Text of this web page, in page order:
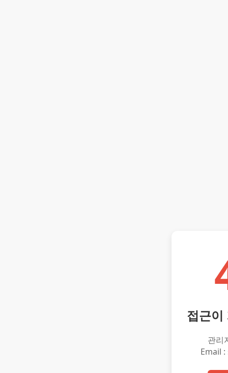
접근이
관리
Email